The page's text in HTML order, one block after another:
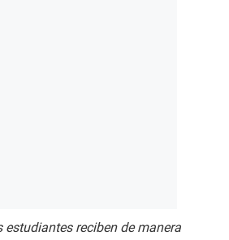
estudiantes reciben de manera